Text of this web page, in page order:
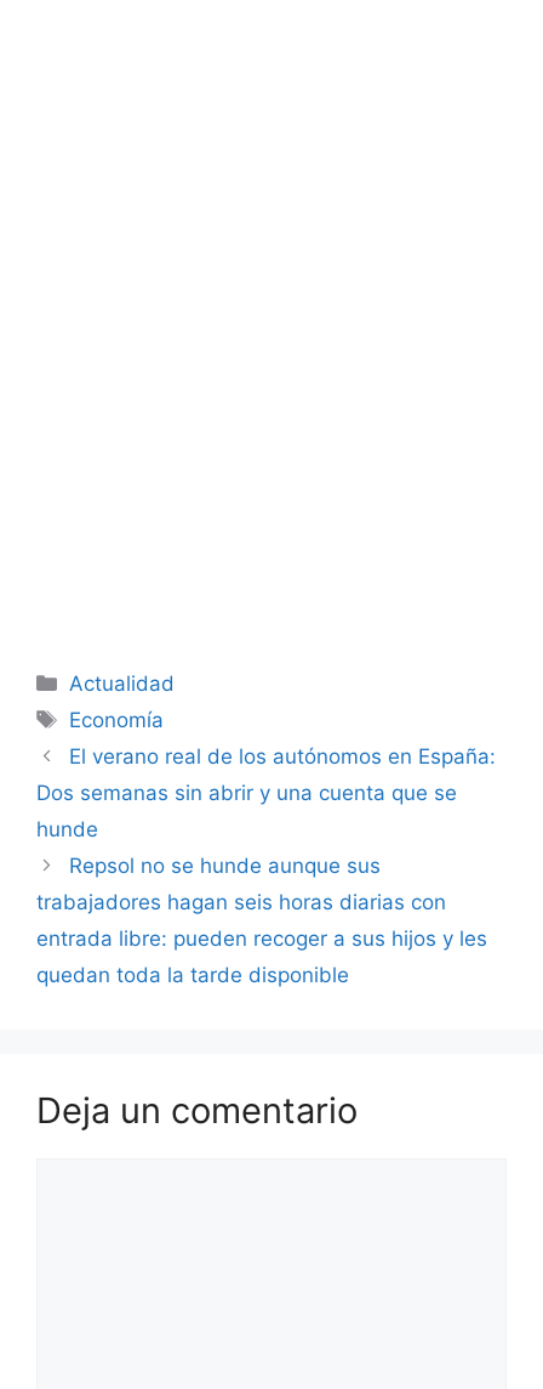
Categorías
Actualidad
Etiquetas
Economía
El verano real de los autónomos en España:
Dos semanas sin abrir y una cuenta que se
hunde
Repsol no se hunde aunque sus
trabajadores hagan seis horas diarias con
entrada libre: pueden recoger a sus hijos y les
quedan toda la tarde disponible
Deja un comentario